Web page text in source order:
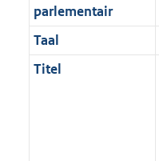
parlementair
Taal
Titel